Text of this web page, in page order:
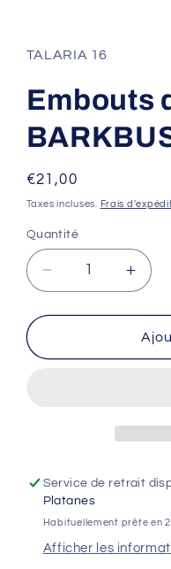
1
dans
fenêtre
modale
TALARIA 16
Embouts
Prix
habituel
€21,00
Taxes incluses. Frais
Quantité
Réduire
la
quantité
Embouts
la
de
Service de retrait
Platanes
Habituellement prête en
Afficher les